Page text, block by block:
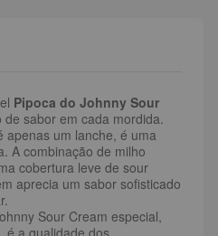
Pipoca do Johnny Sour
de sabor em cada mordida.
apenas um lanche, é uma
A combinação de milho
cobertura leve de sour
aprecia um sabor sofisticado
Sour Cream especial,
é a qualidade dos